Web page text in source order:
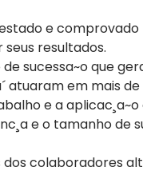
e
resultados.
sucessa~o que
atuaram em mais
e a
e o tamanho
colaboradores